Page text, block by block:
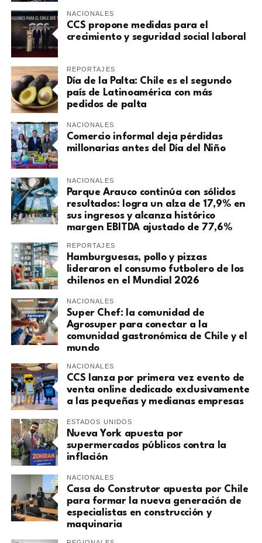
NACIONALES
CCS propone medidas para el
crecimiento y seguridad social laboral
REPORTAJES
Día de la Palta: Chile es el segundo
país de Latinoamérica con más
pedidos de palta
NACIONALES
Comercio informal deja pérdidas
millonarias antes del Día del Niño
NACIONALES
Parque Arauco continúa con sólidos
resultados: logra un alza de 17,9% en
sus ingresos y alcanza histórico
margen EBITDA ajustado de 77,6%
REPORTAJES
Hamburguesas, pollo y pizzas
lideraron el consumo futbolero de los
chilenos en el Mundial 2026
NACIONALES
Super Chef: la comunidad de
Agrosuper para conectar a la
comunidad gastronómica de Chile y el
mundo
NACIONALES
CCS lanza por primera vez evento de
venta online dedicado exclusivamente
a las pequeñas y medianas empresas
ESTADOS UNIDOS
Nueva York apuesta por
supermercados públicos contra la
inflación
NACIONALES
Casa do Construtor apuesta por Chile
para formar la nueva generación de
especialistas en construcción y
maquinaria